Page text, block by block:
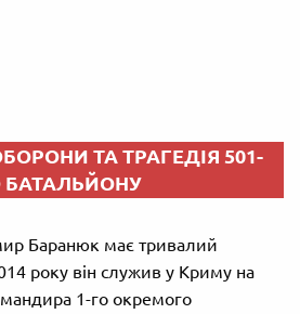
ТА ТРАГЕДІЯ 501-
БАТАЛЬЙОНУ
Баранюк має тривалий
року він служив у Криму на
1-го окремого